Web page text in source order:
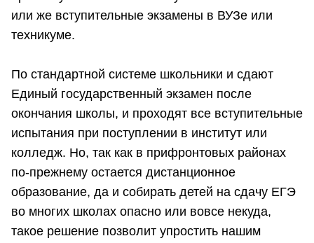
или же вступительные экзамены в ВУЗе или
техникуме.
По стандартной системе школьники и сдают
Единый государственный экзамен после
окончания школы, и проходят все вступительные
испытания при поступлении в институт или
колледж. Но, так как в прифронтовых районах
по-прежнему остается дистанционное
образование, да и собирать детей на сдачу ЕГЭ
во многих школах опасно или вовсе некуда,
такое решение позволит упростить нашим